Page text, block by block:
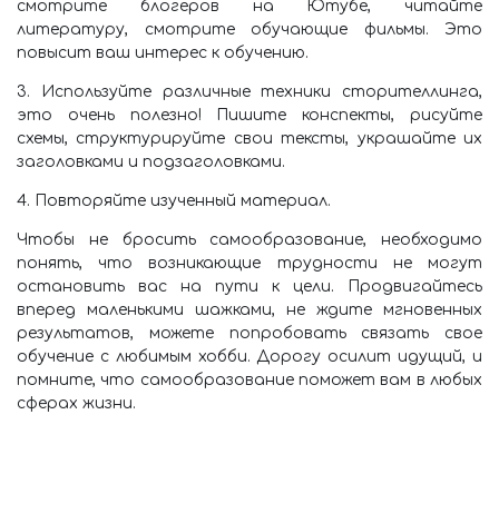
смотрите блогеров на Ютубе, читайте
литературу, смотрите обучающие фильмы. Это
повысит ваш интерес к обучению.
3. Используйте различные техники сторителлинга,
это очень полезно! Пишите конспекты, рисуйте
схемы, структурируйте свои тексты, украшайте их
заголовками и подзаголовками.
4. Повторяйте изученный материал.
Чтобы не бросить самообразование, необходимо
понять, что возникающие трудности не могут
остановить вас на пути к цели. Продвигайтесь
вперед маленькими шажками, не ждите мгновенных
результатов, можете попробовать связать свое
обучение с любимым хобби. Дорогу осилит идущий, и
помните, что самообразование поможет вам в любых
сферах жизни.